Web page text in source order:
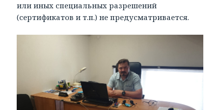
или иных специальных разрешений
(сертификатов и т.п.) не предусматривается.